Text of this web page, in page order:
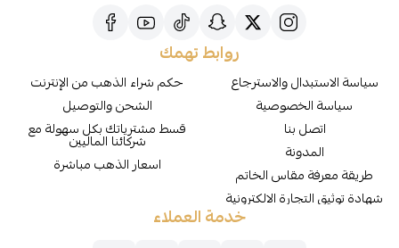
روابط تهمك
سياسة الاستبدال والاسترجاع
سياسة الخصوصية
اتصل بنا
المدونة
طريقة معرفة مقاس الخاتم
شهادة توثيق التجارة الالكترونية
حكم شراء الذهب من الإنترنت
الشحن والتوصيل
قسط مشترياتك بكل سهولة مع
شركائنا الماليين
اسعار الذهب مباشرة
خدمة العملاء